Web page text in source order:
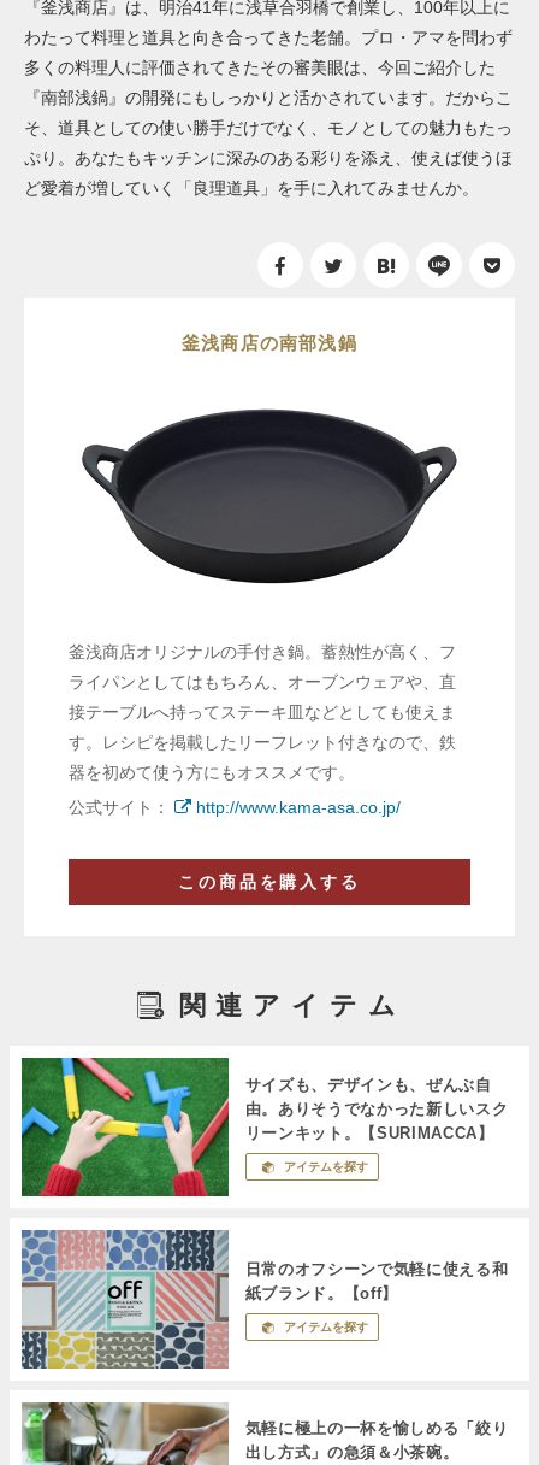
『釜浅商店』は、明治41年に浅草合羽橋で創業し、100年以上に
わたって料理と道具と向き合ってきた老舗。プロ・アマを問わず
多くの料理人に評価されてきたその審美眼は、今回ご紹介した
『南部浅鍋』の開発にもしっかりと活かされています。だからこ
そ、道具としての使い勝手だけでなく、モノとしての魅力もたっ
ぷり。あなたもキッチンに深みのある彩りを添え、使えば使うほ
ど愛着が増していく「良理道具」を手に入れてみませんか。
釜浅商店の南部浅鍋
釜浅商店オリジナルの手付き鍋。蓄熱性が高く、フ
ライパンとしてはもちろん、オーブンウェアや、直
接テーブルへ持ってステーキ皿などとしても使えま
す。レシピを掲載したリーフレット付きなので、鉄
器を初めて使う方にもオススメです。
公式サイト：
http://www.kama-asa.co.jp/
この商品を購入する
関連アイテム
サイズも、デザインも、ぜんぶ自
由。ありそうでなかった新しいスク
リーンキット。【SURIMACCA】
アイテムを探す
日常のオフシーンで気軽に使える和
紙ブランド。【off】
アイテムを探す
気軽に極上の一杯を愉しめる「絞り
出し方式」の急須＆小茶碗。